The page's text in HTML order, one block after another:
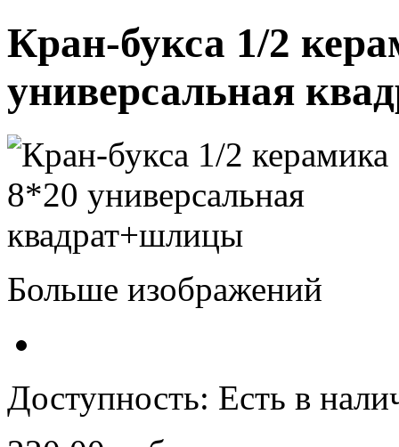
Кран-букса 1/2
универсальная
Больше изображений
Доступность: Есть в